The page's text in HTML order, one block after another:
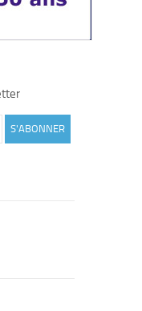
S'ABONNER